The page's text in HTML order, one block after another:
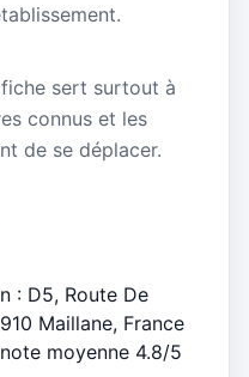
sert surtout à
connus et les
de se déplacer.
: D5, Route De
Maillane, France
moyenne 4.8/5